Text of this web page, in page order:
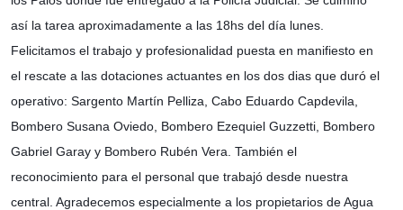
así la tarea aproximadamente a las 18hs del día lunes.
Felicitamos el trabajo y profesionalidad puesta en manifiesto en
el rescate a las dotaciones actuantes en los dos dias que duró el
operativo: Sargento Martín Pelliza, Cabo Eduardo Capdevila,
Bombero Susana Oviedo, Bombero Ezequiel Guzzetti, Bombero
Gabriel Garay y Bombero Rubén Vera. También el
reconocimiento para el personal que trabajó desde nuestra
central. Agradecemos especialmente a los propietarios de Agua